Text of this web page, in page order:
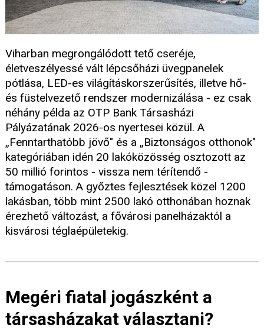
Viharban megrongálódott tető cseréje,
életveszélyessé vált lépcsőházi üvegpanelek
pótlása, LED-es világításkorszerűsítés, illetve hő-
és füstelvezető rendszer modernizálása - ez csak
néhány példa az OTP Bank Társasházi
Pályázatának 2026-os nyertesei közül. A
„Fenntarthatóbb jövő" és a „Biztonságos otthonok"
kategóriában idén 20 lakóközösség osztozott az
50 millió forintos - vissza nem térítendő -
támogatáson. A győztes fejlesztések közel 1200
lakásban, több mint 2500 lakó otthonában hoznak
érezhető változást, a fővárosi panelházaktól a
kisvárosi téglaépületekig.
Megéri fiatal jogászként a
társasházakat választani?